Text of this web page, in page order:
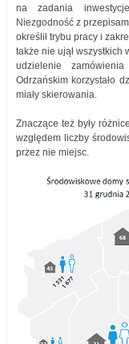
na zadania
Niezgodność z
określił trybu pracy i
także nie ujął
udzielenie
Odrzańskim korzystało
miały skierowania.
Znaczące też były
względem liczby
przez nie miejsc.